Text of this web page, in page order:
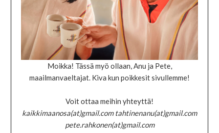
Moikka! Tässä myö ollaan, Anu ja Pete,
maailmanvaeltajat. Kiva kun poikkesit sivullemme!
Voit ottaa meihin yhteyttä!
kaikkimaanosa(at)gmail.com tahtinenanu(at)gmail.com
pete.rahkonen(at)gmail.com